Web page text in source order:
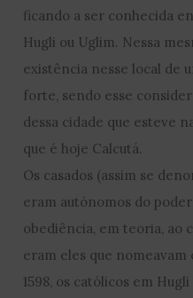
ficando a ser conhecida
Hugli ou Uglim. Nessa
existência nesse local de
forte, sendo esse
dessa cidade que esteve
que é hoje Calcutá.
Os casados (assim se
eram autónomos do
obediência, em teoria, ao
eram eles que nomeavam
1598, os católicos em